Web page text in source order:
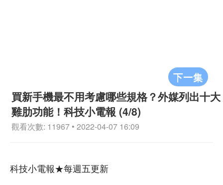
下一集
買新手機最不用考慮哪些規格？外媒列出十大
雞肋功能！科技小電報 (4/8)
觀看次數: 11967 • 2022-04-07 16:09
科技小電報★每週五更新